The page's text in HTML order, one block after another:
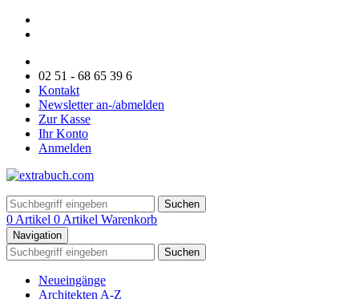
02 51 - 68 65 39 6
Kontakt
Newsletter an-/abmelden
Zur Kasse
Ihr Konto
Anmelden
Suchen
0 Artikel 0 Artikel Warenkorb
Navigation
Suchen
Neueingänge
Architekten A-Z